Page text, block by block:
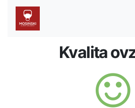
Kvalita